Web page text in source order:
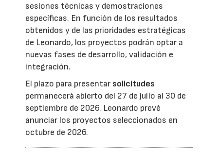
sesiones técnicas y demostraciones
específicas. En función de los resultados
obtenidos y de las prioridades estratégicas
de Leonardo, los proyectos podrán optar a
nuevas fases de desarrollo, validación e
integración.
El plazo para presentar solicitudes
permanecerá abierto del 27 de julio al 30 de
septiembre de 2026. Leonardo prevé
anunciar los proyectos seleccionados en
octubre de 2026.